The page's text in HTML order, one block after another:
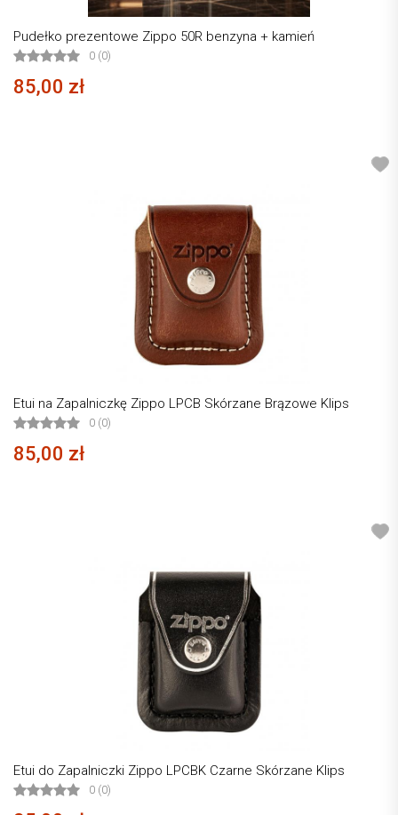
Pudełko prezentowe Zippo 50R benzyna + kamień
0 (0)
85,00 zł
Etui na Zapalniczkę Zippo LPCB Skórzane Brązowe Klips
0 (0)
85,00 zł
Etui do Zapalniczki Zippo LPCBK Czarne Skórzane Klips
0 (0)